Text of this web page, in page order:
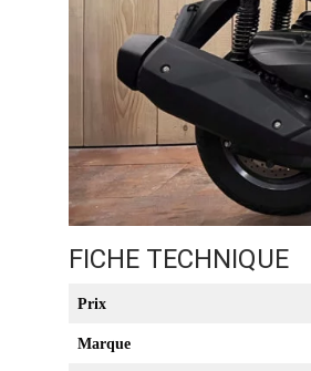
FICHE TECHNIQUE
Prix
Marque